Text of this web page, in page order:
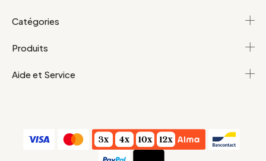
Catégories
Produits
Aide et Service